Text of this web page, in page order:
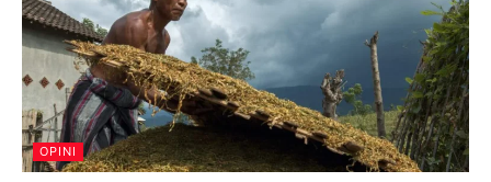
OPINI